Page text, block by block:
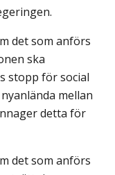
det som anförs
ska
stopp för social
mellan
detta för
det som anförs